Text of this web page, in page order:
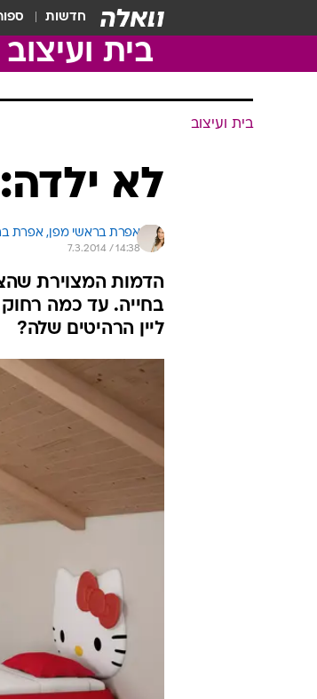
חדשות
בית ועיצוב
בית ועיצוב
לא ילדה:
אפרת בראשי מפן, אפרת
7.3.2014 / 14:38
הדמות המצוירת
בחייה. עד כמה
ליין הרהיטים שלה?